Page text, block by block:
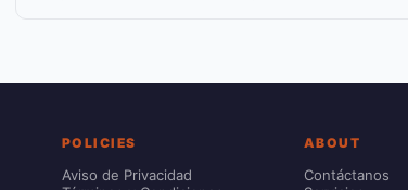
POLICIES
Aviso de Privacidad
ABOUT
Contáctanos